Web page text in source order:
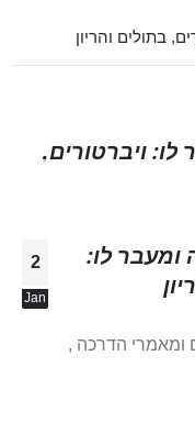
בתולים והריון
ויברטורים,
2
Jan
ומעבר לו:
ומאמרי הדרכה ,